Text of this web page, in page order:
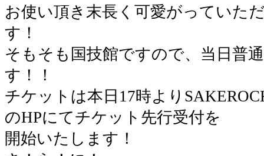
お使い頂き末長く可愛がっていた
す！
そもそも国技館ですので、当日普
す！！
チケットは本日17時より
のHPにてチケット先行受付を
開始いたします！